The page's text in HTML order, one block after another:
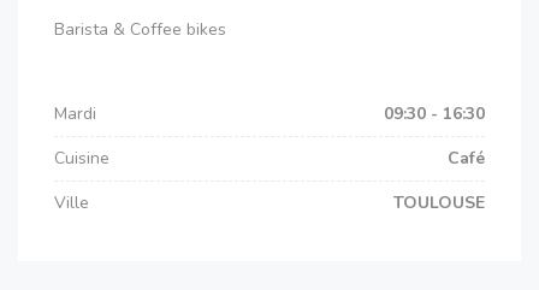
Barista & Coffee bikes
Mardi
09:30 - 16:30
Cuisine
Café
Ville
TOULOUSE